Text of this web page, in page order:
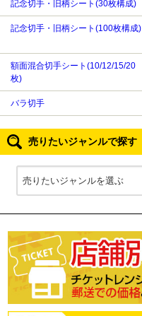
記念切手・旧柄シート(30枚構成)
記念切手・旧柄シート(100枚構成)
額面混合切手シート(10/12/15/20
枚)
バラ切手
売りたいジャンルで探す